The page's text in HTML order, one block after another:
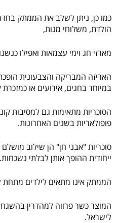
כמו כן, ניתן לשלב את הממתק
הולדת, משלוחי מנות,
מארזי חג וימי עצמאות ואפילו
האריזה המבריקה והצבעונית
במיוחד בחגים, אירועים או
הסוכריות מתאימות גם למסיבות
פופולאריות בשנים האחרונות.
סוכריות "אבני חן" הן שילוב
ייחודית ההופך אותן לבלתי נשכחות.
הממתק אינו מתאים לילדים מתחת
המוצר כשר פרווה למהדרין
לישראל.